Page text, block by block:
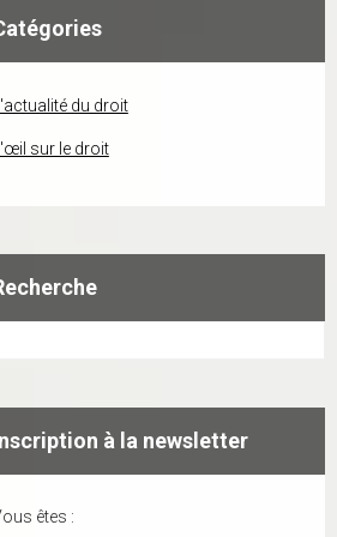
L'actualité du droit
L'œil sur le droit
à la newsletter
êtes :